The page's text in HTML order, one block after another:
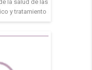
la salud de las
y tratamiento
tejidos que
claro de […]